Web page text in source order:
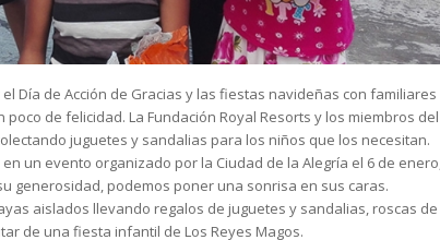
Día de Acción de Gracias y las fiestas navideñas con familiares
de felicidad. La Fundación Royal Resorts y los miembros del
juguetes y sandalias para los niños que los necesitan.
un evento organizado por la Ciudad de la Alegría el 6 de
generosidad, podemos poner una sonrisa en sus caras.
aislados llevando regalos de juguetes y sandalias, roscas de
de una fiesta infantil de Los Reyes Magos.